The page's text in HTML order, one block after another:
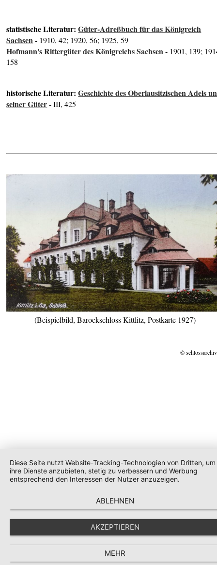
statistische Literatur:Güter-Adreßbuch für das Königreich
Sachsen- 1910, 42; 1920, 56; 1925, 59
Hofmann's Rittergüter des Königreichs Sachsen- 1901, 139;
158
historische Literatur:Geschichte des Oberlausitzischen Adels
seiner Güter- III, 425
(Beispielbild, Barockschloss Kittlitz, Postkarte 1927)
©
Diese Seite nutzt Website-Tracking-Technologien von Dritten, um
ihre Dienste anzubieten, stetig zu verbessern und Werbung
entsprechend den Interessen der Nutzer anzuzeigen.
ABLEHNEN
AKZEPTIEREN
MEHR